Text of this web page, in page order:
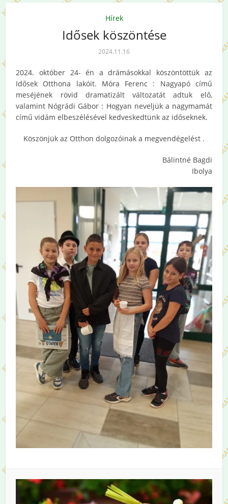
Hírek
Idősek köszöntése
2024.11.16
2024. október 24- én a drámásokkal köszöntöttük az
Idősek Otthona lakóit. Móra Ferenc : Nagyapó című
meséjének rövid dramatizált változatát adtuk elő,
valamint Nógrádi Gábor : Hogyan neveljük a nagymamát
című vidám elbeszélésével kedveskedtünk az időseknek.
Köszönjük az Otthon dolgozóinak a megvendégelést .
Bálintné Bagdi
Ibolya